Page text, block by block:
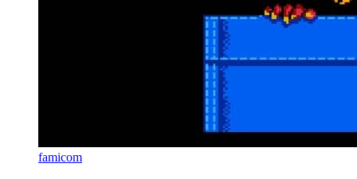
famicom